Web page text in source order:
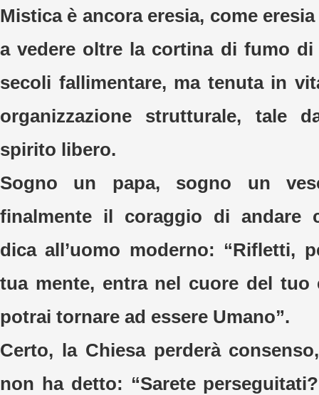
Mistica è ancora eresia, come
a vedere oltre la cortina di fumo di
secoli fallimentare, ma tenuta in
organizzazione strutturale, tale
spirito libero.
Sogno un papa, sogno un
finalmente il coraggio di andare
dica all’uomo moderno: “Rifletti,
tua mente, entra nel cuore del tuo
potrai tornare ad essere Umano”.
Certo, la Chiesa perderà
non ha detto: “Sarete